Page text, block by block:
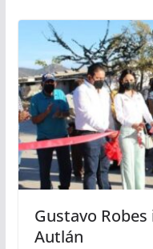
Gustavo
Autlán